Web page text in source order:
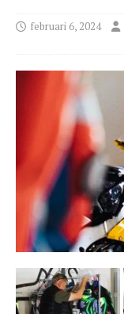
februari 6, 2024